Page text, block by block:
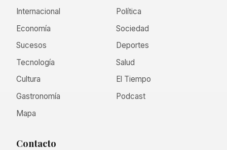
Internacional
Política
Economía
Sociedad
Sucesos
Deportes
Tecnología
Salud
Cultura
El Tiempo
Gastronomía
Podcast
Mapa
Contacto